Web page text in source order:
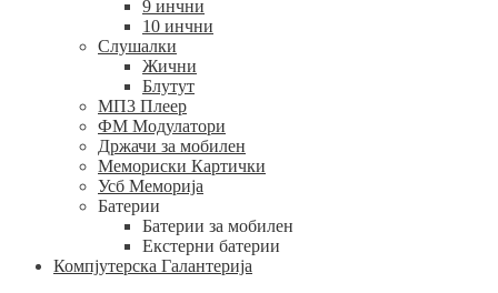
9 инчни
10 инчни
Слушалки
Жични
Блутут
МП3 Плеер
ФМ Модулатори
Држачи за мобилен
Мемориски Картички
Усб Меморија
Батерии
Батерии за мобилен
Екстерни батерии
Компјутерска Галантерија